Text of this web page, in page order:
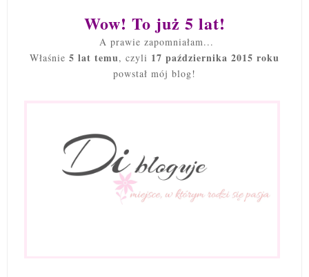
Wow! To już 5 lat!
A prawie zapomniałam...
Właśnie 5 lat temu, czyli 17 października 2015 roku
powstał mój blog!